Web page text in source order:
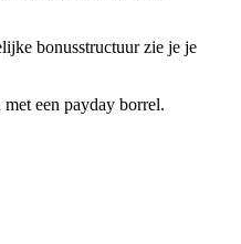
bonusstructuur zie je je
een payday borrel.